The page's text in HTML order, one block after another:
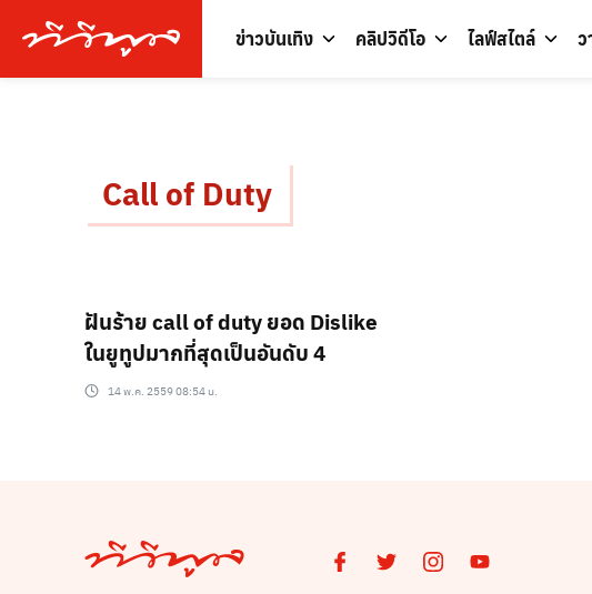
ข่าวบันเทิง คลิปวิดีโอ ไลฟ์สไตล์ ว
Call of Duty
ฝันร้าย call of duty ยอด Dislike
ในยูทูปมากที่สุดเป็นอันดับ 4
14 พ.ค. 2559 08:54 น.